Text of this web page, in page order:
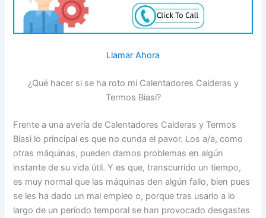
Llamar Ahora
¿Qué hacer si se ha roto mi Calentadores Calderas y
Termos Biasi?
Frente a una avería de Calentadores Calderas y Termos
Biasi lo principal es que no cunda el pavor. Los a/a, como
otras máquinas, pueden darnos problemas en algún
instante de su vida útil. Y es que, transcurrido un tiempo,
es muy normal que las máquinas den algún fallo, bien pues
se les ha dado un mal empleo o, porque tras usarlo a lo
largo de un período temporal se han provocado desgastes